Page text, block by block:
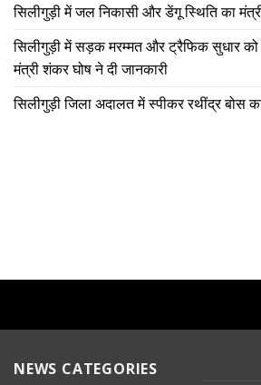
सिलीगुड़ी में जल निकासी और डेंगू स्थिति का
सिलीगुड़ी में सड़क मरम्मत और ट्रैफिक सुधार
मंत्री शंकर घोष ने दी जानकारी
सिलीगुड़ी जिला अदालत में स्पीकर रथींद्र बोस का
NEWS CATEGORIES